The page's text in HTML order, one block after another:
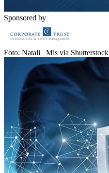
Sponsored by
Foto: Natali_ Mis via Shutterstock